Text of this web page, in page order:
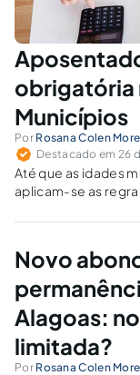
obrigatória
Municípios
Por Rosana Colen
Destacado em 26
Até que as idades
aplicam-se as
Novo
Alagoas:
limitada?
Por Rosana Colen